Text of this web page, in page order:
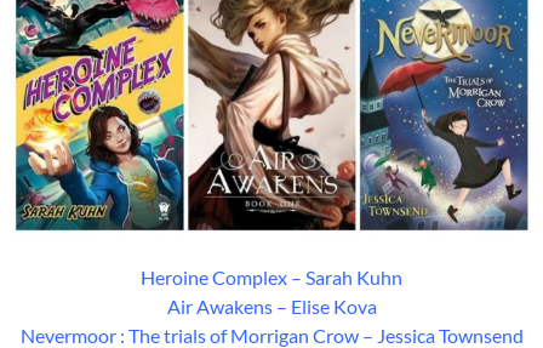
Heroine Complex – Sarah Kuhn
Air Awakens – Elise Kova
Nevermoor : The trials of Morrigan Crow – Jessica Townsend